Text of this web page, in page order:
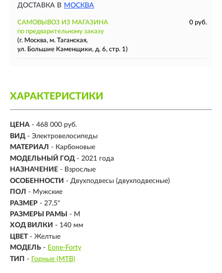
ДОСТАВКА В МОСКВА
САМОВЫВОЗ ИЗ МАГАЗИНА
0 руб.
по предварительному заказу
(г. Москва, м. Таганская,
ул. Большие Каменщики, д. 6, стр. 1)
ХАРАКТЕРИСТИКИ
ЦЕНА - 468 000 руб.
ВИД - Электровелосипеды
МАТЕРИАЛ - Карбоновые
МОДЕЛЬНЫЙ ГОД - 2021 года
НАЗНАЧЕНИЕ - Взрослые
ОСОБЕННОСТИ - Двухподвесы (двухподвесные)
ПОЛ - Мужские
РАЗМЕР - 27,5"
РАЗМЕРЫ РАМЫ
- M
ХОД ВИЛКИ - 140 мм
ЦВЕТ - Желтые
МОДЕЛЬ - Eone-Forty
ТИП - Горные (MTB)